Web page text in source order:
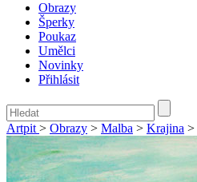
Obrazy
Šperky
Poukaz
Umělci
Novinky
Přihlásit
Artpit > Obrazy > Malba > Krajina >